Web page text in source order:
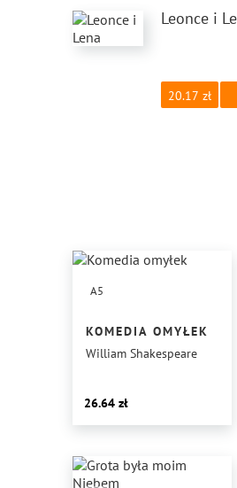
Leonce i
20.17
A5
KOMEDIA OMYŁEK
William Shakespeare
26.64